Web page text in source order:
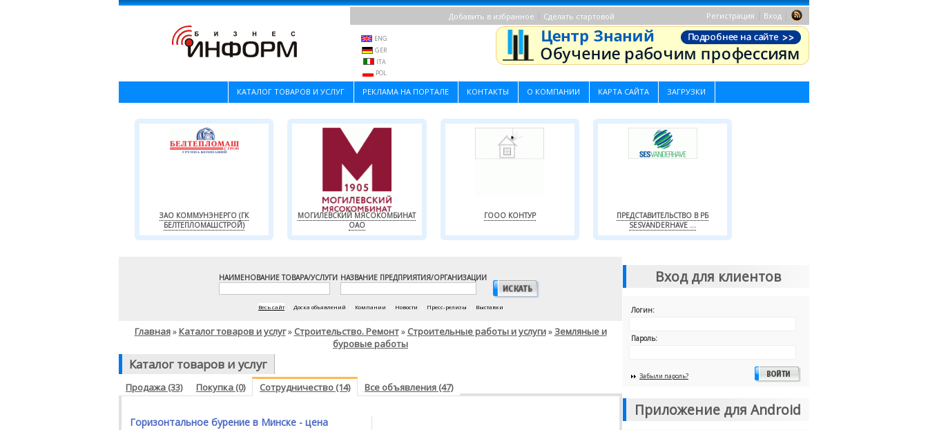
Регистрация Вход
Добавить в избранное Сделать стартовой
ENG
GER
ITA
POL
КАТАЛОГ ТОВАРОВ И УСЛУГ РЕКЛАМА НА ПОРТАЛЕ КОНТАКТЫ О КОМПАНИИ КАРТА САЙТА ЗАГРУЗКИ
ЗАО КОММУНЭНЕРГО (ГК
БЕЛТЕПЛОМАШСТРОЙ)
МОГИЛЕВСКИЙ МЯСОКОМБИНАТ
ОАО
ГООО КОНТУР
ПРЕДСТАВИТЕЛЬСТВО В РБ
SESVANDERHAVE ...
НАИМЕНОВАНИЕ ТОВАРА/УСЛУГИ НАЗВАНИЕ ПРЕДПРИЯТИЯ/ОРГАНИЗАЦИИ
Весь сайт Доска объявлений Компании Новости Пресс-релизы Выставки
Главная» Каталог товаров и услуг» Строительство. Ремонт» Строительные работы и услуги» Земляные и
буровые работы
Каталог товаров и услуг
Продажа (33) Покупка (0) Сотрудничество (14) Все объявления (47)
Горизонтальное бурение в Минске - цена
Вход для клиентов
Логин:
Пароль:
Забыли пароль?
Приложение для Android